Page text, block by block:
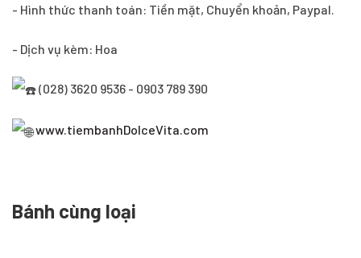
- Hình thức thanh toán: Tiền mặt, Chuyển khoản, Paypal.
- Dịch vụ kèm: Hoa
(028) 3620 9536 - 0903 789 390
www.tiembanhDolceVita.com
Bánh cùng loại